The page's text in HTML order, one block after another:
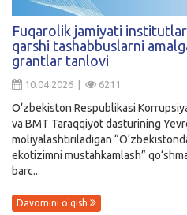
Fuqarolik jamiyati
qarshi tashabbuslarni
grantlar tanlovi
10.04.2026 | 6211
O‘zbekiston Respublikasi
va BMT Taraqqiyot dasturining
moliyalashtiriladigan
ekotizimni mustahkamlash”
barc...
Davomini o'qish